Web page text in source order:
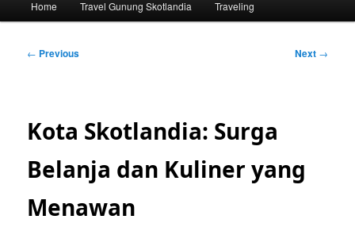
Home Travel Gunung Skotlandia Traveling
Post
← Previous Next →
Kota Skotlandia: Surga
Belanja dan Kuliner yang
Menawan